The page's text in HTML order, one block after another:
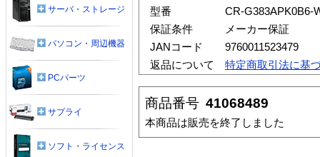
型番
CR-G383APK0B6-
保証条件
メーカー保証
JANコード
9760011523479
返品について
特定商取引法に基
商品番号 41068489
本商品は販売を終了しました
サーバ・ストレージ
パソコン・周辺機器
PCパーツ
サプライ
ソフト・ライセンス